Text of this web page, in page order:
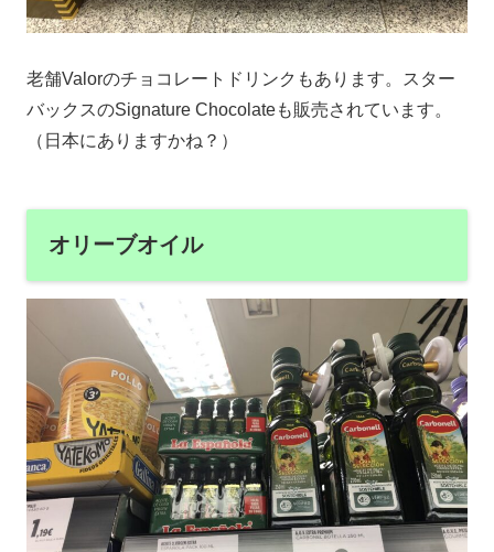
老舗Valorのチョコレートドリンクもあります。スター
バックスのSignature Chocolateも販売されています。
（日本にありますかね？）
オリーブオイル